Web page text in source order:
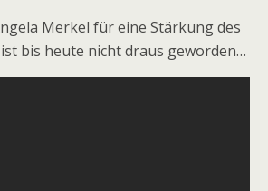
Merkel für eine Stärkung des
bis heute nicht draus geworden…